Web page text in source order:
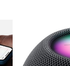
图库